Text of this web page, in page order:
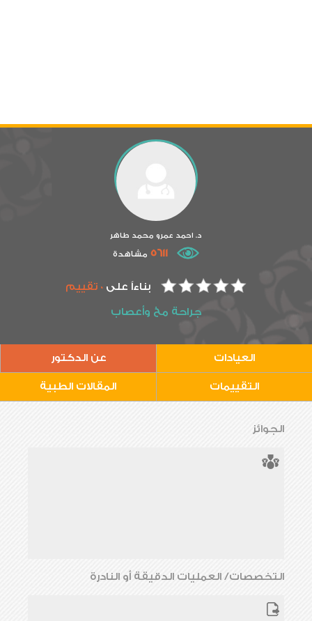
د. احمد عمرو محمد طاهر
5611 مشاهدة
بناءاً على0 تقييم
جراحة مخ وأعصاب
العيادات عن الدكتور
التقييمات المقالات الطبية
الجوائز
التخصصات/ العمليات الدقيقة أو النادرة